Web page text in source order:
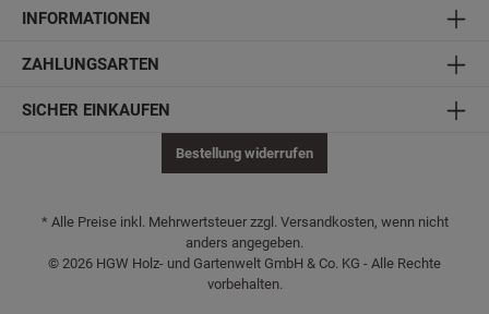
INFORMATIONEN
ZAHLUNGSARTEN
SICHER EINKAUFEN
Bestellung widerrufen
* Alle Preise inkl. Mehrwertsteuer zzgl. Versandkosten, wenn nicht
anders angegeben.
© 2026 HGW Holz- und Gartenwelt GmbH & Co. KG - Alle Rechte
vorbehalten.